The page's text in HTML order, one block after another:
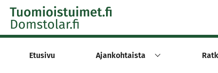
Skip to content -saavutettavuusohje
Etusivu Ajankohtaista